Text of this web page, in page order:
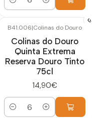
Quantidade
B41.006|Colinas do Douro
Colinas do Douro
Quinta Extrema
Reserva Douro Tinto
75cl
14,90€
Quantidade